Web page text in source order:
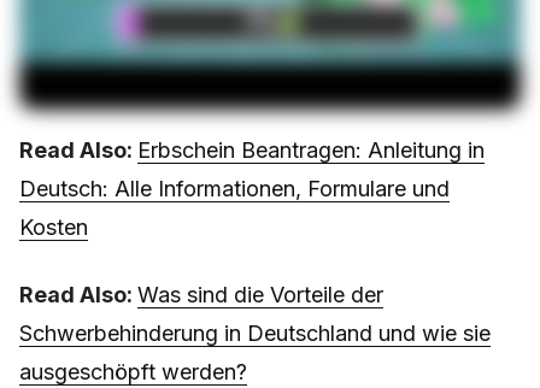
Read Also: Erbschein Beantragen: Anleitung in
Deutsch: Alle Informationen, Formulare und
Kosten
Read Also: Was sind die Vorteile der
Schwerbehinderung in Deutschland und wie sie
ausgeschöpft werden?